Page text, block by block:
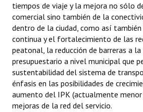
tiempos de viaje y la mejora no sólo
comercial sino también de la
dentro de la ciudad, como así
continua y el fortalecimiento de las
peatonal, la reducción de barreras a
presupuestario a nivel municipal que
sustentabilidad del sistema de
énfasis en las posibilidades de
aumento del IPK (actualmente menor
mejoras de la red del servicio.